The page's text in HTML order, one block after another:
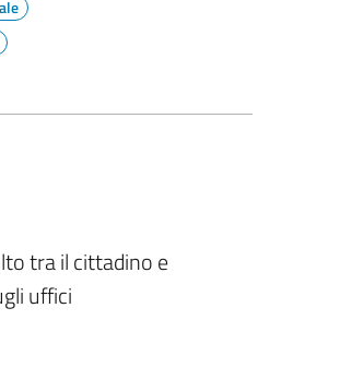
tra il cittadino e
uffici